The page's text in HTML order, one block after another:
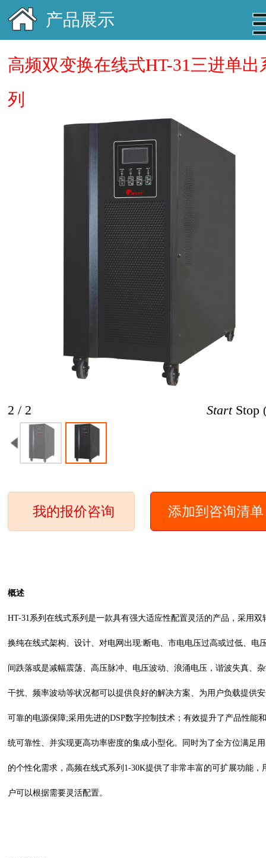
产品展示
高频双变换在线式HT-31三进单出
列
2 / 2 Start Stop
概述
HT-31系列在线式系列是一款具有强大适应性配置灵活的产品，采用双
换纯在线式架构、设计、对电网出现:断电、市电电压过高或过低、电
间跌落或是减幅震荡、高压脉冲、电压波动、浪涌电压，谐波失真、
干扰、频率波动等状况都可以提供良好的解决方案、为用户负载提供
可靠的电源保障;采用先进的DSP数字控制技术；有效提升了产品性能
统可靠性、并实现更高功率密度的集成小型化。 同时为了全方位满足
的个性化需求， 高频在线式系列1-30K提供了非常丰富的可扩展功能，
户可以根据需要灵活配置。